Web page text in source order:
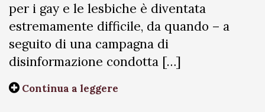
per i gay e le lesbiche è diventata
estremamente difficile, da quando – a
seguito di una campagna di
disinformazione condotta […]
Continua a leggere